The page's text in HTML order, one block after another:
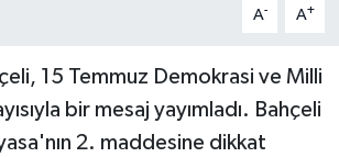
A- A+
15 Temmuz Demokrasi ve Milli
bir mesaj yayımladı. Bahçeli
2. maddesine dikkat